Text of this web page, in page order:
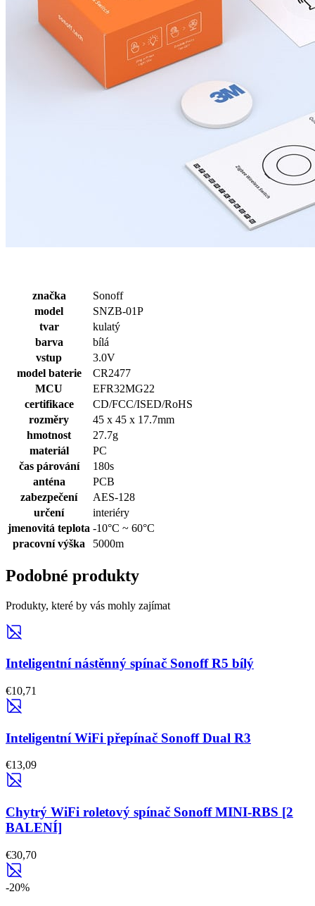
značka
Sonoff
model
SNZB-01P
tvar
kulatý
barva
bílá
vstup
3.0V
model baterie
CR2477
MCU
EFR32MG22
certifikace
CD/FCC/ISED/RoHS
rozměry
45 x 45 x 17.7mm
hmotnost
27.7g
materiál
PC
čas párování
180s
anténa
PCB
zabezpečení
AES-128
určení
interiéry
jmenovitá teplota -10°C ~ 60°C
pracovní výška
5000m
Podobné produkty
Produkty, které by vás mohly zajímat
Inteligentní nástěnný spínač Sonoff R5 bílý
€10,71
Inteligentní WiFi přepínač Sonoff Dual R3
€13,09
Chytrý WiFi roletový spínač Sonoff MINI-RBS [2
BALENÍ]
€30,70
-20%